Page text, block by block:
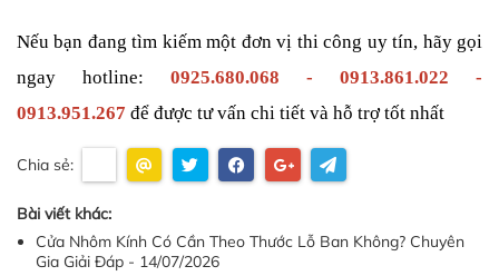
Nếu bạn đang tìm kiếm một đơn vị thi công uy tín, hãy gọi
ngay hotline: 0925.680.068 - 0913.861.022 -
0913.951.267 để được tư vấn chi tiết và hỗ trợ tốt nhất
Chia sẻ:
Bài viết khác:
Cửa Nhôm Kính Có Cần Theo Thước Lỗ Ban Không? Chuyên
Gia Giải Đáp - 14/07/2026